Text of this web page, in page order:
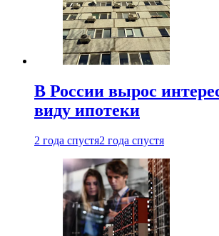
В России вырос
виду ипотеки
2 года спустя2 года спустя